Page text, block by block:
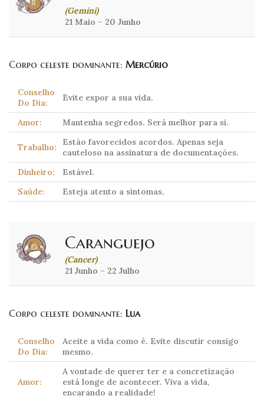
(Gemini)
21 Maio – 20 Junho
Corpo celeste dominante: Mercúrio
Conselho
Do Dia:
Evite expor a sua vida.
Amor: Mantenha segredos. Será melhor para si.
Trabalho:
Estão favorecidos acordos. Apenas seja
cauteloso na assinatura de documentações.
Dinheiro:
Estável.
Saúde:
Esteja atento a sintomas.
Caranguejo
(Cancer)
21 Junho – 22 Julho
Corpo celeste dominante: Lua
Conselho
Do Dia:
Aceite a vida como é. Evite discutir consigo
mesmo.
Amor:
A vontade de querer ter e a concretização
está longe de acontecer. Viva a vida,
encarando a realidade!